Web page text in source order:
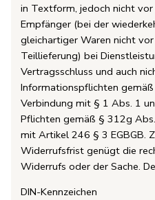
in Textform, jedoch nicht
Empfänger (bei der
gleichartiger Waren nicht
Teillieferung) bei
Vertragsschluss und auch
Informationspflichten
Verbindung mit § 1 Abs. 1
Pflichten gemäß § 312g
mit Artikel 246 § 3 EGBGB.
Widerrufsfrist genügt die
Widerrufs oder der Sache.
DIN-Kennzeichen